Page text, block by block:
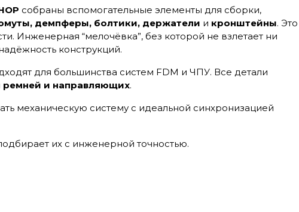
собраны вспомогательные элементы для сборки,
демпферы, болтики, держатели и кронштейны. Это
Инженерная “мелочёвка”, без которой не взлетает ни
конструкций.
для большинства систем FDM и ЧПУ. Все детали
ремней и направляющих.
механическую систему с идеальной синхронизацией
их с инженерной точностью.